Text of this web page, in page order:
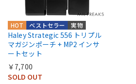
実物
ベストセラー
HOT
Haley Strategic 556 トリプル
マガジンポーチ + MP2 インサ
ートセット
￥7,700
SOLD OUT